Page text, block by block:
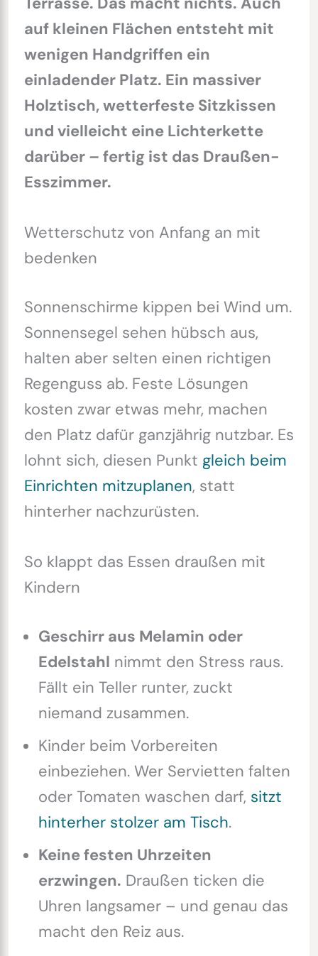
auf kleinen Flächen entsteht mit
wenigen Handgriffen ein
einladender Platz. Ein massiver
Holztisch, wetterfeste Sitzkissen
und vielleicht eine Lichterkette
darüber – fertig ist das Draußen-
Esszimmer.
Wetterschutz von Anfang an mit
bedenken
Sonnenschirme kippen bei Wind um.
Sonnensegel sehen hübsch aus,
halten aber selten einen richtigen
Regenguss ab. Feste Lösungen
kosten zwar etwas mehr, machen
den Platz dafür ganzjährig nutzbar. Es
lohnt sich, diesen Punkt gleich beim
Einrichten mitzuplanen, statt
hinterher nachzurüsten.
So klappt das Essen draußen mit
Kindern
Geschirr aus Melamin oder
Edelstahl nimmt den Stress raus.
Fällt ein Teller runter, zuckt
niemand zusammen.
Kinder beim Vorbereiten
einbeziehen. Wer Servietten falten
oder Tomaten waschen darf, sitzt
hinterher stolzer am Tisch.
Keine festen Uhrzeiten
erzwingen. Draußen ticken die
Uhren langsamer – und genau das
macht den Reiz aus.